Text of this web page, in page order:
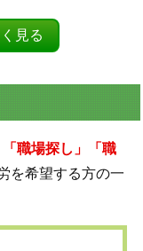
見る
「職場探し」「職
を希望する方の一